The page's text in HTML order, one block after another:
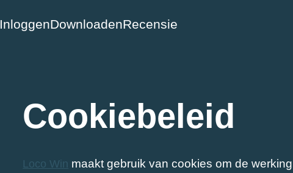
InloggenDownloadenRecensie
Cookiebeleid
Loco Win maakt gebruik van cookies om de